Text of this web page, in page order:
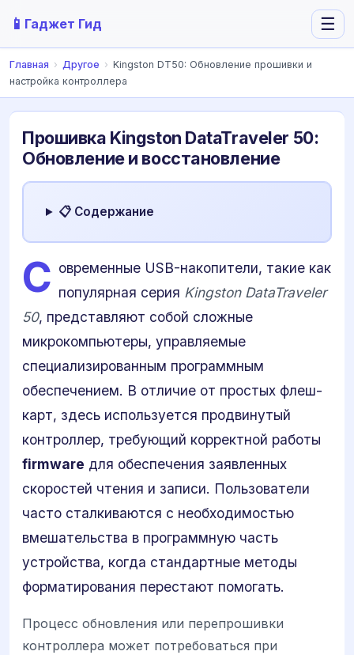
📱 Гаджет Гид ☰
Главная › Другое › Kingston DT50: Обновление прошивки и
настройка контроллера
Прошивка Kingston DataTraveler 50:
Обновление и восстановление
📋 Содержание
С овременные USB-накопители, такие как
популярная серия Kingston DataTraveler
50, представляют собой сложные
микрокомпьютеры, управляемые
специализированным программным
обеспечением. В отличие от простых флеш-
карт, здесь используется продвинутый
контроллер, требующий корректной работы
firmware для обеспечения заявленных
скоростей чтения и записи. Пользователи
часто сталкиваются с необходимостью
вмешательства в программную часть
устройства, когда стандартные методы
форматирования перестают помогать.
Процесс обновления или перепрошивки
контроллера может потребоваться при